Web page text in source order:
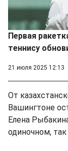
Первая
теннису
21 июля 2025 12:13
От
Вашингтоне
Елена
одиночном,